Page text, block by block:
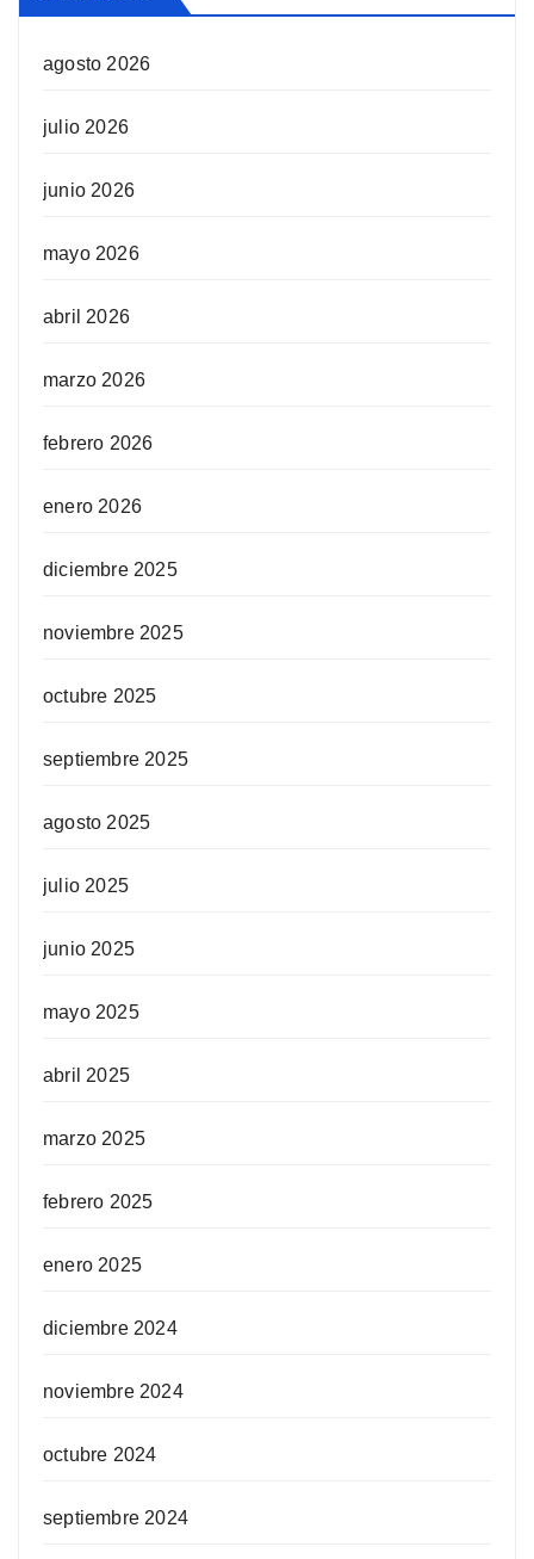
agosto 2026
julio 2026
junio 2026
mayo 2026
abril 2026
marzo 2026
febrero 2026
enero 2026
diciembre 2025
noviembre 2025
octubre 2025
septiembre 2025
agosto 2025
julio 2025
junio 2025
mayo 2025
abril 2025
marzo 2025
febrero 2025
enero 2025
diciembre 2024
noviembre 2024
octubre 2024
septiembre 2024